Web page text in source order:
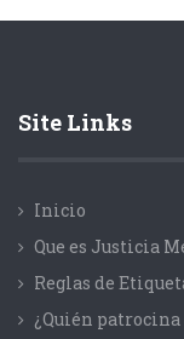
Site Links
Inicio
Que es Justicia
Reglas de
¿Quién